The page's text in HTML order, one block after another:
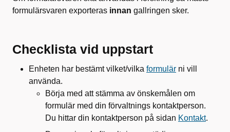
formulärsvaren exporteras innan gallringen sker.
Checklista vid uppstart
Enheten har bestämt vilket/vilka formulär ni vill
använda.
Börja med att stämma av önskemålen om
formulär med din förvaltnings kontaktperson.
Du hittar din kontaktperson på sidan Kontakt.